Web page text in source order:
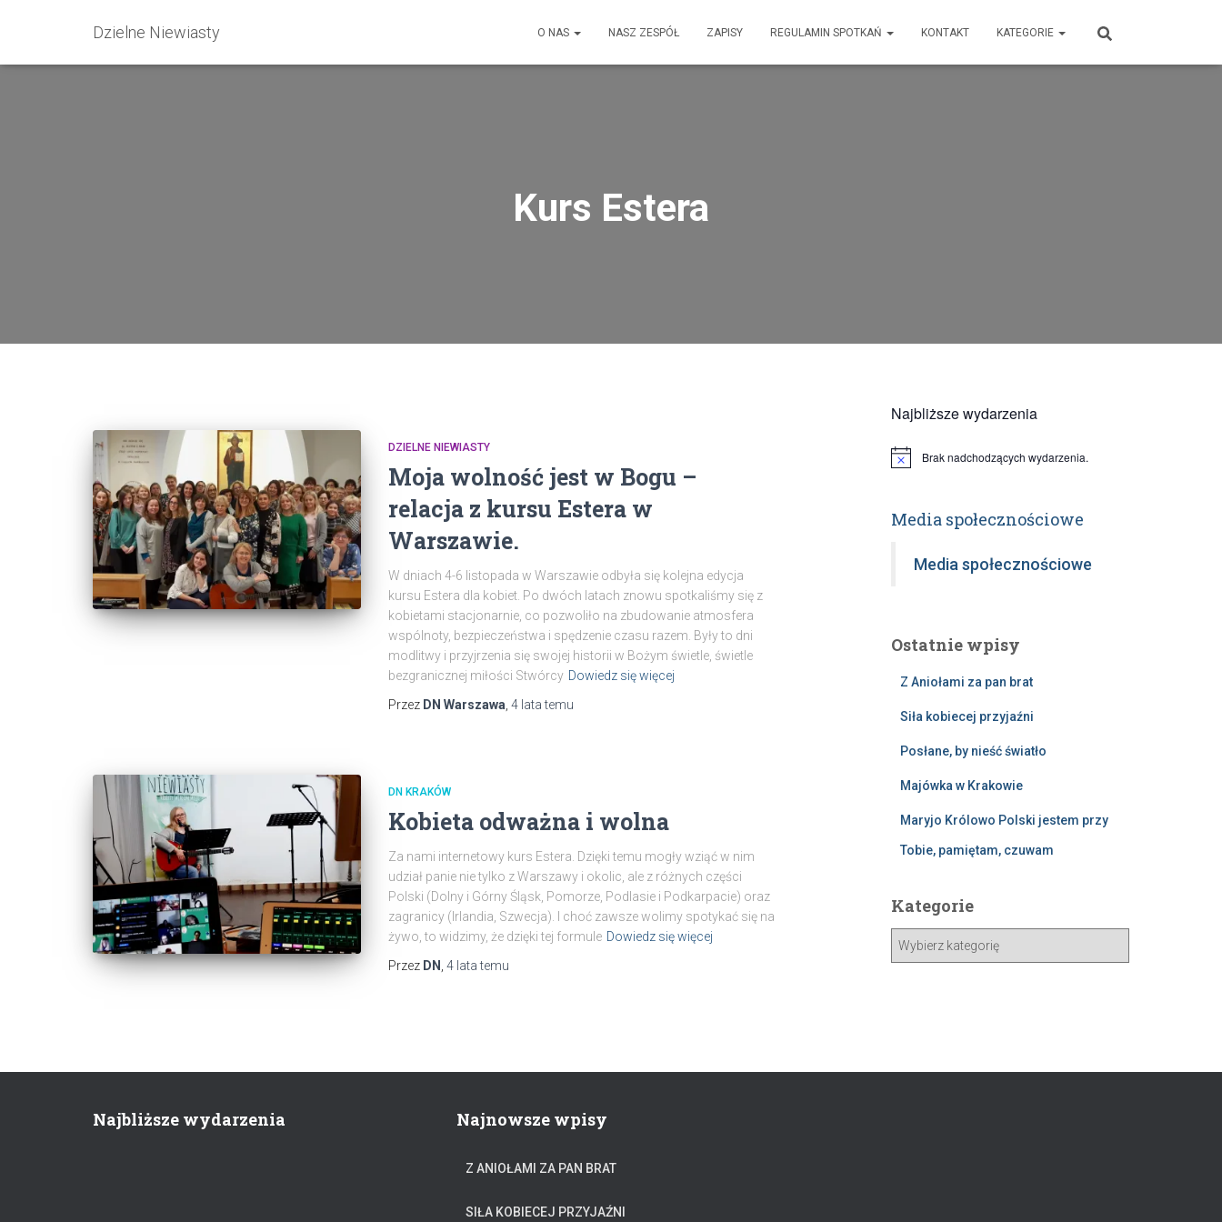
Dzielne Niewiasty O NAS NASZ ZESPÓŁ ZAPISY REGULAMIN SPOTKAŃ KONTAKT KATEGORIE
Kurs Estera
DZIELNE NIEWIASTY
Moja wolność jest w Bogu –
relacja z kursu Estera w
Warszawie.
W dniach 4-6 listopada w Warszawie odbyła się kolejna edycja
kursu Estera dla kobiet. Po dwóch latach znowu spotkaliśmy się z
kobietami stacjonarnie, co pozwoliło na zbudowanie atmosfera
wspólnoty, bezpieczeństwa i spędzenie czasu razem. Były to dni
modlitwy i przyjrzenia się swojej historii w Bożym świetle, świetle
bezgranicznej miłości Stwórcy Dowiedz się więcej
Przez DN Warszawa 4 latatemu
DN KRAKÓW
Kobieta odważna i wolna
Za nami internetowy kurs Estera. Dzięki temu mogły wziąć w nim
udział panie nie tylko z Warszawy i okolic, ale z różnych części
Polski (Dolny i Górny Śląsk, Pomorze, Podlasie i Podkarpacie) oraz
zagranicy (Irlandia, Szwecja). I choć zawsze wolimy spotykać się na
żywo, to widzimy, że dzięki tej formule Dowiedz się więcej
Przez DN 4 latatemu
Najbliższe wydarzenia
Powiadomienie
Brak nadchodzących wydarzenia.
Media społecznościowe
Media społecznościowe
Ostatnie wpisy
Z Aniołami za pan brat
Siła kobiecej przyjaźni
Posłane, by nieść światło
Majówka w Krakowie
Maryjo Królowo Polski jestem przy
Tobie, pamiętam, czuwam
Kategorie
Najbliższe wydarzenia Najnowsze wpisy
Z ANIOŁAMI ZA PAN BRAT
SIŁA KOBIECEJ PRZYJAŹNI